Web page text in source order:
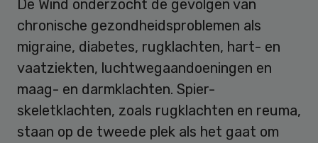
De Wind onderzocht de gevolgen van
chronische gezondheidsproblemen als
migraine, diabetes, rugklachten, hart- en
vaatziekten, luchtwegaandoeningen en
maag- en darmklachten. Spier-
skeletklachten, zoals rugklachten en reuma,
staan op de tweede plek als het gaat om